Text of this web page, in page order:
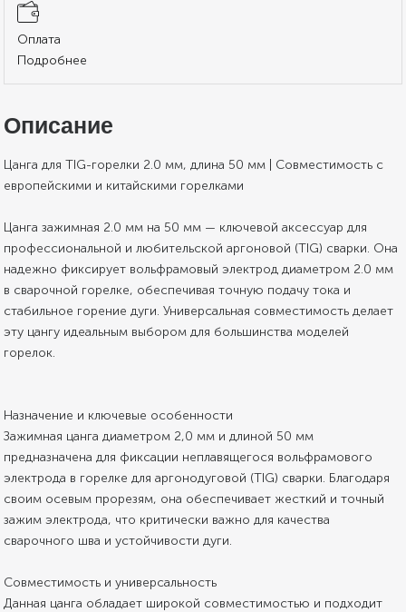
Оплата
Подробнее
Описание
Цанга для TIG-горелки 2.0 мм, длина 50 мм | Совместимость с
европейскими и китайскими горелками
Цанга зажимная 2.0 мм на 50 мм — ключевой аксессуар для
профессиональной и любительской аргоновой (TIG) сварки. Она
надежно фиксирует вольфрамовый электрод диаметром 2.0 мм
в сварочной горелке, обеспечивая точную подачу тока и
стабильное горение дуги. Универсальная совместимость делает
эту цангу идеальным выбором для большинства моделей
горелок.
Назначение и ключевые особенности
Зажимная цанга диаметром 2,0 мм и длиной 50 мм
предназначена для фиксации неплавящегося вольфрамового
электрода в горелке для аргонодуговой (TIG) сварки. Благодаря
своим осевым прорезям, она обеспечивает жесткий и точный
зажим электрода, что критически важно для качества
сварочного шва и устойчивости дуги.
Совместимость и универсальность
Данная цанга обладает широкой совместимостью и подходит